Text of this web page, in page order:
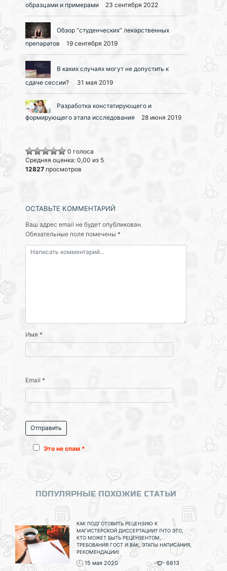
образцами и примерами 23 сентября 2022
Обзор “студенческих” лекарственных
препаратов
19 сентября 2019
В каких случаях могут не допустить к
сдаче сессии?
31 мая 2019
Разработка констатирующего и
формирующего этапа исследования
28 июня 2019
0 голоса
Средняя оценка: 0,00 из 5
12827 просмотров
ОСТАВЬТЕ КОММЕНТАРИЙ
Ваш адрес email не будет опубликован.
Обязательные поля помечены *
Имя *
Email *
Это не спам *
ПОПУЛЯРНЫЕ ПОХОЖИЕ СТАТЬИ
КАК ПОДГОТОВИТЬ РЕЦЕНЗИЮ К
МАГИСТЕРСКОЙ ДИССЕРТАЦИИ? (ЧТО ЭТО,
КТО МОЖЕТ БЫТЬ РЕЦЕНЗЕНТОМ,
ТРЕБОВАНИЯ ГОСТ И ВАК, ЭТАПЫ НАПИСАНИЯ,
РЕКОМЕНДАЦИИ)
15 мая 2020 6613